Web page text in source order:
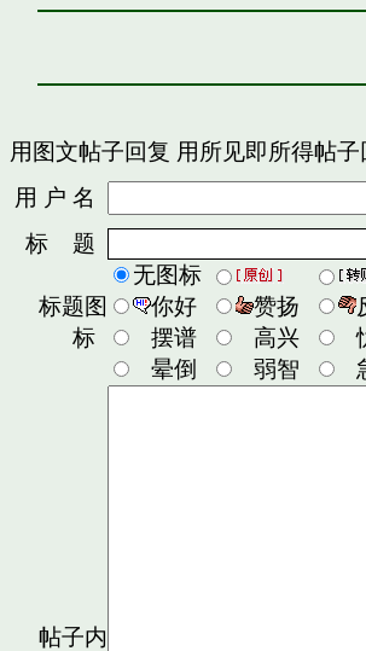
用图文帖子回复 用所见即所得帖子
用 户 名
标 题
标题图
标
无图标
你好
赞扬
摆谱
高兴
晕倒
弱智
帖子内